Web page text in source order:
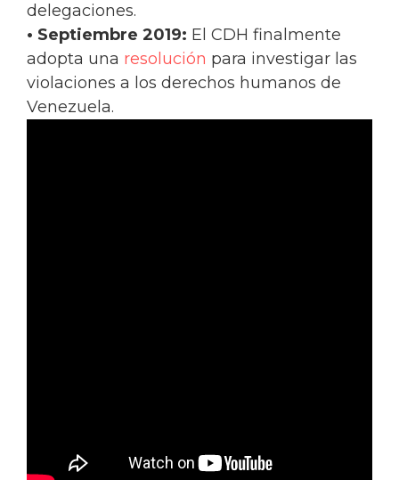
delegaciones.
• Septiembre 2019: El CDH finalmente
adopta una resolución para investigar las
violaciones a los derechos humanos de
Venezuela.